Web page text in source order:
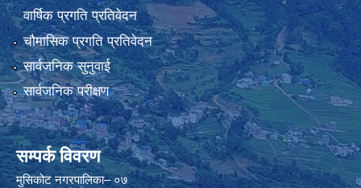
वार्षिक प्रगति प्रतिवेदन
चौमासिक प्रगति प्रतिवेदन
सार्वजनिक सुनुवाई
सार्वजनिक परीक्षण
सम्पर्क विवरण
मुसिकोट नगरपालिका– ०७